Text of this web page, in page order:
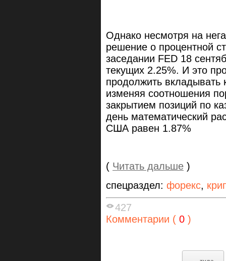
Однако несмотря на
решение о процентной
заседании FED 18
текущих 2.25%. И это
продолжить вкладывать
изменяя соотношения
закрытием позиций по
день математический
США равен 1.87%
( Читать дальше )
спецраздел: форекс,
427
Комментарии ( 0 )